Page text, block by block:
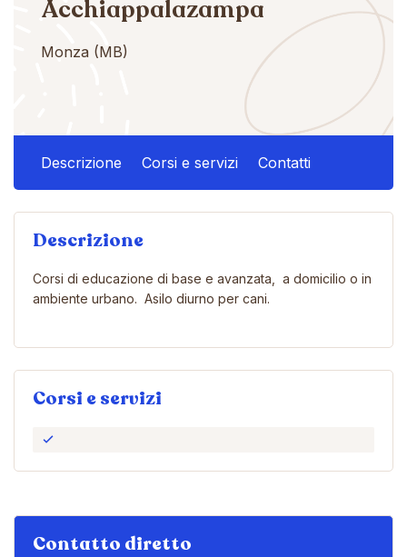
Acchiappalazampa
Monza (MB)
Descrizione Corsi e servizi Contatti
Descrizione
Corsi di educazione di base e avanzata, a domicilio o in
ambiente urbano. Asilo diurno per cani.
Corsi e servizi
Contatto diretto